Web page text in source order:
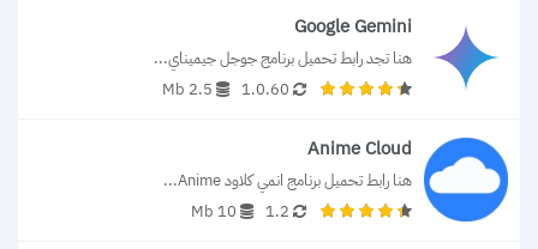
Google Gemini
هنا تجد رابط تحميل برنامج جوجل جيميناي...
1.0.60
2.5 Mb
Anime Cloud
هنا رابط تحميل برنامج انمي كلاود Anime...
1.2
10 Mb